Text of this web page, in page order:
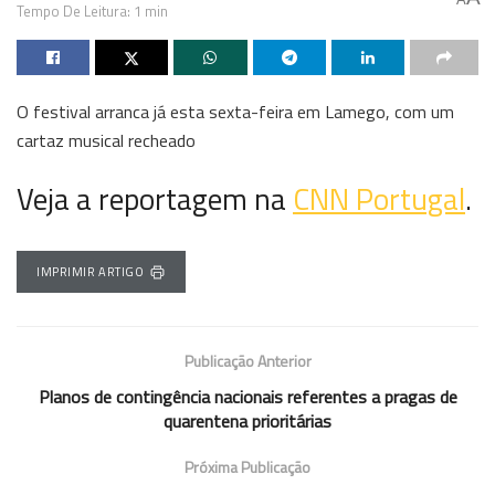
Tempo De Leitura: 1 min
O festival arranca já esta sexta-feira em Lamego, com um
cartaz musical recheado
Veja a reportagem naCNN Portugal.
IMPRIMIR ARTIGO
Publicação Anterior
Planos de contingência nacionais referentes a pragas de
quarentena prioritárias
Próxima Publicação